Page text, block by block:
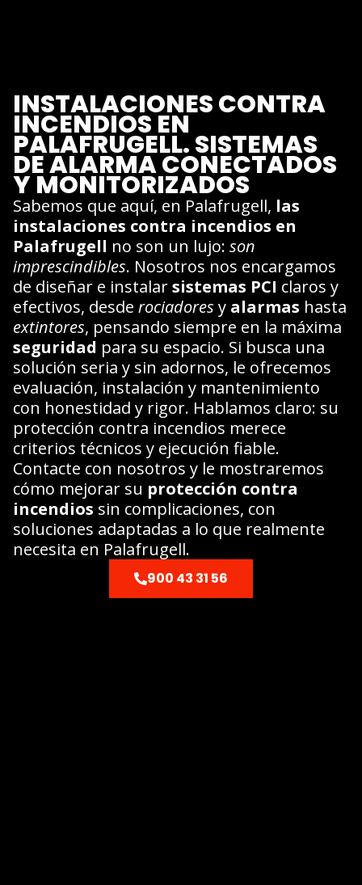
INSTALACIONES CONTRA
INCENDIOS EN
PALAFRUGELL. SISTEMAS
DE ALARMA CONECTADOS
Y MONITORIZADOS
Sabemos que aquí, en Palafrugell, las
instalaciones contra incendios en
Palafrugell no son un lujo: son
imprescindibles. Nosotros nos encargamos
de diseñar e instalarsistemas PCI claros y
efectivos, desde rociadores y alarmas hasta
extintores, pensando siempre en la máxima
seguridad para su espacio. Si busca una
solución seria y sin adornos, le ofrecemos
evaluación, instalación y mantenimiento
con honestidad y rigor. Hablamos claro: su
protección contra incendios merece
criterios técnicos y ejecución fiable.
Contacte con nosotros y le mostraremos
cómo mejorar su protección contra
incendios sin complicaciones, con
soluciones adaptadas a lo que realmente
necesita en Palafrugell.
900 43 31 56